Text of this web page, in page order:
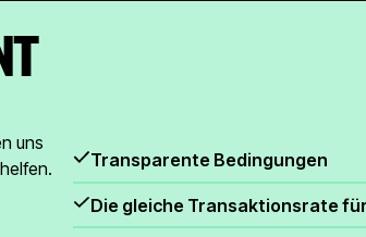
uns
Transparente Bedingungen
Die gleiche Transaktionsrate